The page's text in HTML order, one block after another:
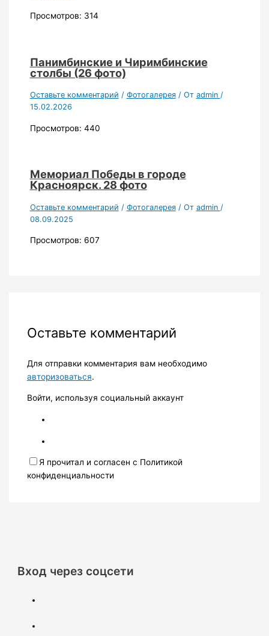
Просмотров: 314
Панимбинские и Чиримбинские
столбы (26 фото)
Оставьте комментарий / Фотогалерея/ От admin /
15.02.2026
Просмотров: 440
Мемориал Победы в городе
Красноярск. 28 фото
Оставьте комментарий / Фотогалерея/ От admin /
08.09.2025
Просмотров: 607
Оставьте комментарий
Для отправки комментария вам необходимо
авторизоваться.
Войти, используя социальный аккаунт
Я прочитал и согласен с Политикой
конфиденциальности
Вход через соцсети